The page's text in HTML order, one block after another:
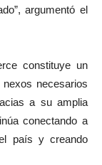
argumentó el
constituye un
necesarios
a su amplia
conectando a
país y creando